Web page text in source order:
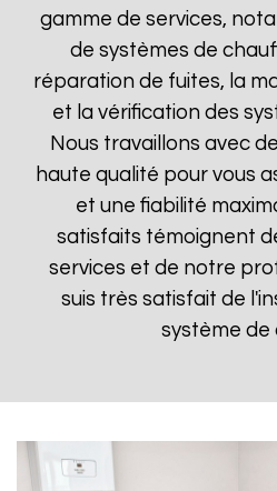
gamme de services,
de systèmes de
réparation de fuites, la
et la vérification des
Nous travaillons avec
haute qualité pour vous
et une fiabilité
satisfaits témoignent
services et de notre
suis très satisfait de
système de